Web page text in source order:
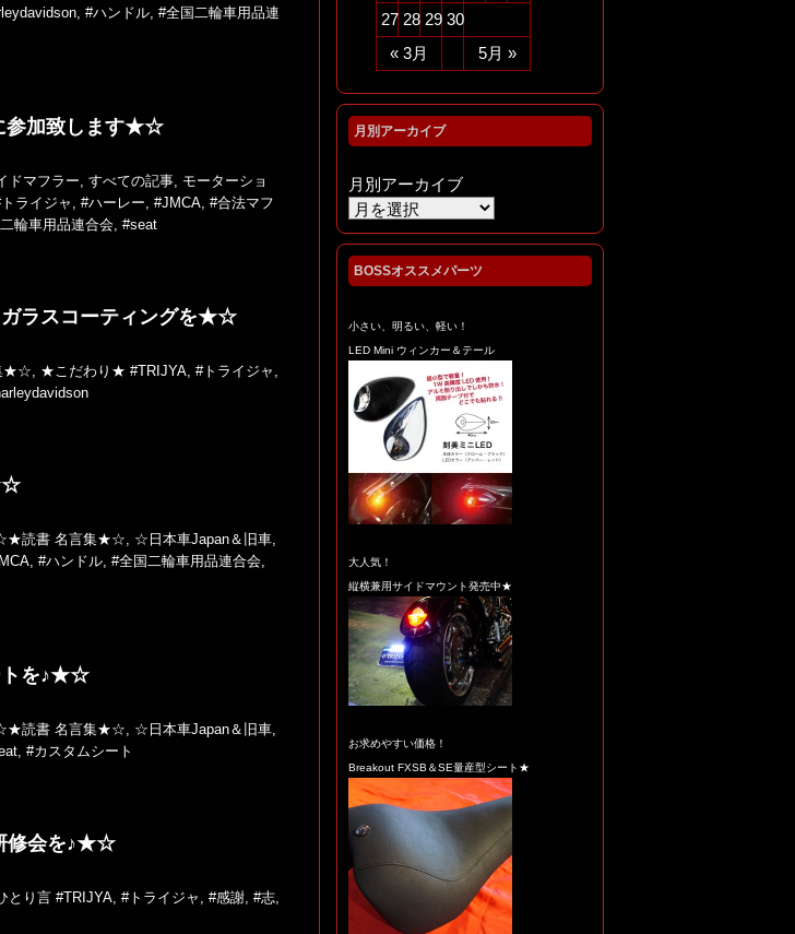
, #ハンドル, #全国二輪車用品連
加致します★☆
ドマフラー, すべての記事, モーターショ
ライジャ, #ハーレー, #JMCA, #合法マフ
輪車用品連合会, #seat
ラスコーティングを★☆
★☆, ★こだわり★ #TRIJYA, #トライジャ ,
読書 名言集★☆, ☆日本車Japan＆旧車,
, #ハンドル, #全国二輪車用品連合会,
トを♪★☆
読書 名言集★☆, ☆日本車Japan＆旧車,
, #カスタムシート
修会を♪★☆
とり言 #TRIJYA, #トライジャ , #感謝, #志,
« 3月 5月 »
27 28 29 30
月別アーカイブ
月別アーカイブ
BOSSオススメパーツ
小さい、明るい、軽い！
LED Mini ウィンカー＆テール
大人気！
縦横兼用サイドマウント発売中★
お求めやすい価格！
Breakout FXSB＆SE量産型シート★